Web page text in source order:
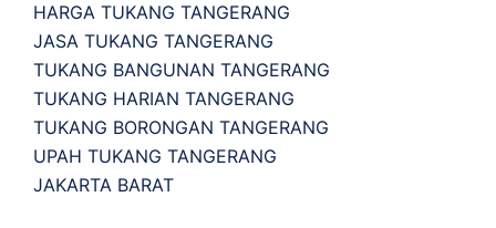
HARGA TUKANG TANGERANG
JASA TUKANG TANGERANG
TUKANG BANGUNAN TANGERANG
TUKANG HARIAN TANGERANG
TUKANG BORONGAN TANGERANG
UPAH TUKANG TANGERANG
JAKARTA BARAT